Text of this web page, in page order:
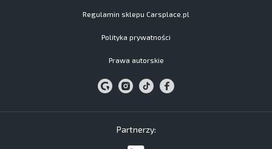
Regulamin sklepu Carsplace.pl
Polityka prywatności
Prawa autorskie
Partnerzy: